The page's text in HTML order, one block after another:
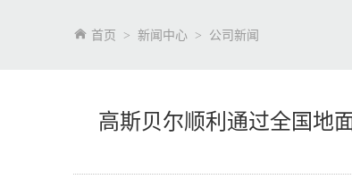
首页 > 新闻中心 > 公司新闻
高斯贝尔顺利通过全国地